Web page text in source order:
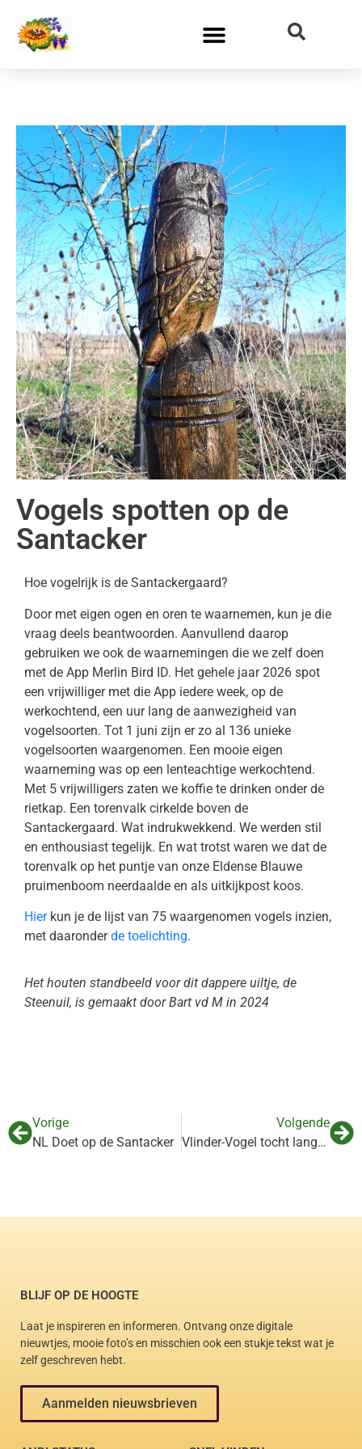
Vogels spotten op de
Santacker
Hoe vogelrijk is de Santackergaard?
Door met eigen ogen en oren te waarnemen, kun je die
vraag deels beantwoorden. Aanvullend daarop
gebruiken we ook de waarnemingen die we zelf doen
met de App Merlin Bird ID. Het gehele jaar 2026 spot
een vrijwilliger met die App iedere week, op de
werkochtend, een uur lang de aanwezigheid van
vogelsoorten. Tot 1 juni zijn er zo al 136 unieke
vogelsoorten waargenomen. Een mooie eigen
waarneming was op een lenteachtige werkochtend.
Met 5 vrijwilligers zaten we koffie te drinken onder de
rietkap. Een torenvalk cirkelde boven de
Santackergaard. Wat indrukwekkend. We werden stil
en enthousiast tegelijk. En wat trotst waren we dat de
torenvalk op het puntje van onze Eldense Blauwe
pruimenboom neerdaalde en als uitkijkpost koos.
Hierkun je de lijst van 75 waargenomen vogels inzien,
met daaronderde toelichting.
Het houten standbeeld voor dit dappere uiltje, de
Steenuil, is gemaakt door Bart vd M in 2024
Vorige
NL Doet op de Santacker
Volgende
Vlinder-Vogel tocht langs drie gaarden, Santackergaard, de Parkse Gaard en Ecovredegaard
BLIJF OP DE HOOGTE
Laat je inspireren en informeren. Ontvang onze digitale
nieuwtjes, mooie foto’s en misschien ook een stukje tekst wat je
zelf geschreven hebt.
Aanmelden nieuwsbrieven